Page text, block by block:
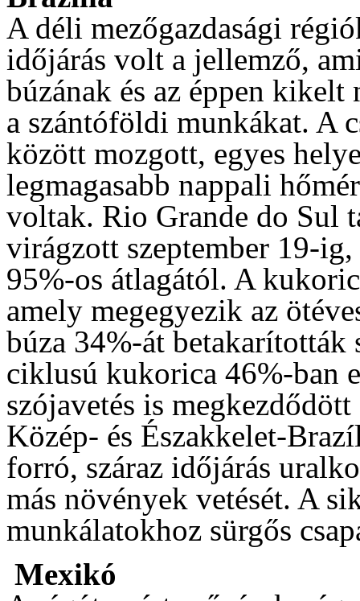
A déli mezőgazdasági
időjárás volt a jellemző,
búzának és az éppen
a szántóföldi munkákat. A
között mozgott, egyes
legmagasabb nappali
voltak. Rio Grande do Sul
virágzott szeptember 19-
95%-os átlagától. A
amely megegyezik az
búza 34%-át betakarították
ciklusú kukorica 46%-ban
szójavetés is
Közép- és Északkelet-
forró, száraz időjárás
más növények vetését. A
munkálatokhoz sürgős
Mexikó